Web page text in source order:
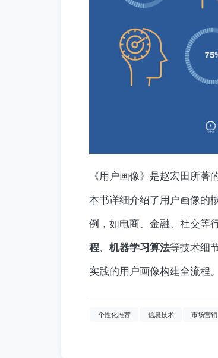
《用户画像》是赵宏田所
本书详细介绍了用户画像的
例，如电商、金融、社交等
程、 机器学习算法等技术细
实践的用户画像构建全流程
个性化推荐 信息技术 市场营销